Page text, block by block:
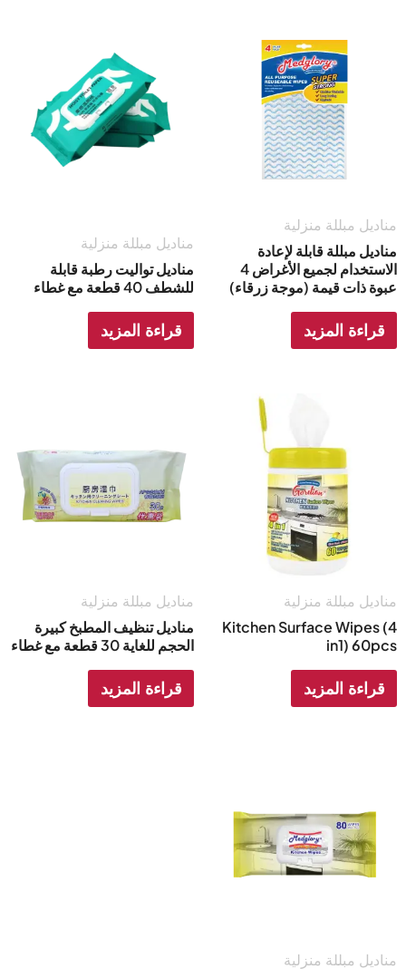
مناديل مبللة منزلية
مناديل مبللة قابلة لإعادة
الاستخدام لجميع الأغراض 4
عبوة ذات قيمة (موجة زرقاء)
قراءة المزيد
مناديل مبللة منزلية
مناديل تواليت رطبة قابلة
للشطف 40 قطعة مع غطاء
قراءة المزيد
مناديل مبللة منزلية
Kitchen Surface Wipes (4
in1) 60pcs
قراءة المزيد
مناديل مبللة منزلية
مناديل تنظيف المطبخ كبيرة
الحجم للغاية 30 قطعة مع غطاء
قراءة المزيد
مناديل مبللة منزلية